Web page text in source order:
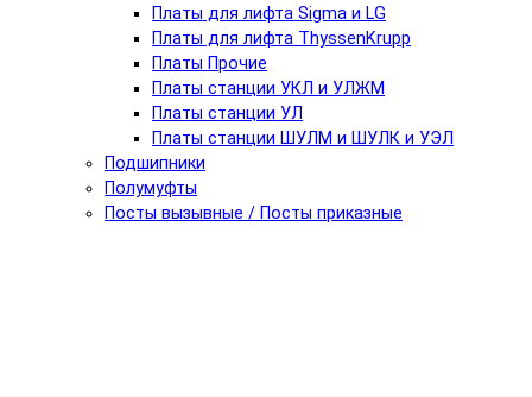
Платы для лифта Sigma и LG
Платы для лифта ThyssenKrupp
Платы Прочие
Платы станции УКЛ и УЛЖМ
Платы станции УЛ
Платы станции ШУЛМ и ШУЛК и УЭЛ
Подшипники
Полумуфты
Посты вызывные / Посты приказные